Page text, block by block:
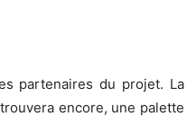
partenaires du projet. La
encore, une palette